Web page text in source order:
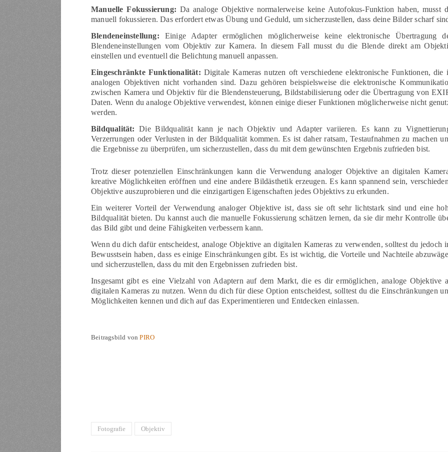
Manuelle Fokussierung: Da analoge Objektive normalerweise keine Autofokus-Funktion haben, musst
manuell fokussieren. Das erfordert etwas Übung und Geduld, um sicherzustellen, dass deine Bilder scharf
Blendeneinstellung: Einige Adapter ermöglichen möglicherweise keine elektronische Übertragung
Blendeneinstellungen vom Objektiv zur Kamera. In diesem Fall musst du die Blende direkt am
einstellen und eventuell die Belichtung manuell anpassen.
Eingeschränkte Funktionalität: Digitale Kameras nutzen oft verschiedene elektronische Funktionen, die
analogen Objektiven nicht vorhanden sind. Dazu gehören beispielsweise die elektronische
zwischen Kamera und Objektiv für die Blendensteuerung, Bildstabilisierung oder die Übertragung von
Daten. Wenn du analoge Objektive verwendest, können einige dieser Funktionen möglicherweise nicht
werden.
Bildqualität: Die Bildqualität kann je nach Objektiv und Adapter variieren. Es kann zu
Verzerrungen oder Verlusten in der Bildqualität kommen. Es ist daher ratsam, Testaufnahmen zu machen
die Ergebnisse zu überprüfen, um sicherzustellen, dass du mit dem gewünschten Ergebnis zufrieden bist.
Trotz dieser potenziellen Einschränkungen kann die Verwendung analoger Objektive an digitalen
kreative Möglichkeiten eröffnen und eine andere Bildästhetik erzeugen. Es kann spannend sein,
Objektive auszuprobieren und die einzigartigen Eigenschaften jedes Objektivs zu erkunden.
Ein weiterer Vorteil der Verwendung analoger Objektive ist, dass sie oft sehr lichtstark sind und eine
Bildqualität bieten. Du kannst auch die manuelle Fokussierung schätzen lernen, da sie dir mehr Kontrolle
das Bild gibt und deine Fähigkeiten verbessern kann.
Wenn du dich dafür entscheidest, analoge Objektive an digitalen Kameras zu verwenden, solltest du jedoch
Bewusstsein haben, dass es einige Einschränkungen gibt. Es ist wichtig, die Vorteile und Nachteile
und sicherzustellen, dass du mit den Ergebnissen zufrieden bist.
Insgesamt gibt es eine Vielzahl von Adaptern auf dem Markt, die es dir ermöglichen, analoge Objektive
digitalen Kameras zu nutzen. Wenn du dich für diese Option entscheidest, solltest du die Einschränkungen
Möglichkeiten kennen und dich auf das Experimentieren und Entdecken einlassen.
Beitragsbild vonPIRO
Fotografie Objektiv